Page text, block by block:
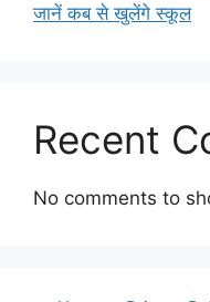
जानें कब से खुलेंगे स्कूल
Recent
No comments to